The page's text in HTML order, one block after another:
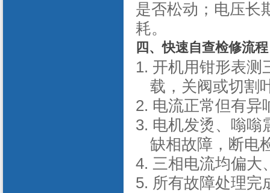
是否松动；电压长
耗。
四、快速自查检修流
1. 开机用钳形表测
载，关阀或切割
2. 电流正常但有异
3. 电机发烫、嗡嗡
缺相故障，断电
4. 三相电流均偏大
5. 所有故障处理完